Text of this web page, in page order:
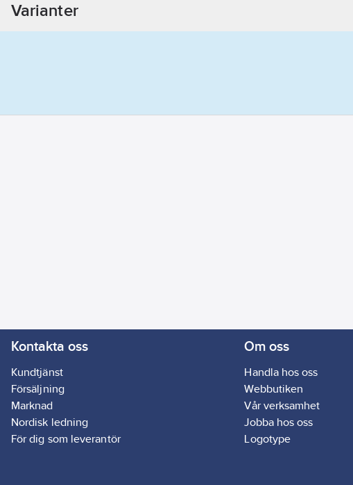
Varianter
Kontakta oss
Kundtjänst
Försäljning
Marknad
Nordisk ledning
För dig som leverantör
Om oss
Handla hos oss
Webbutiken
Vår verksamhet
Jobba hos oss
Logotype